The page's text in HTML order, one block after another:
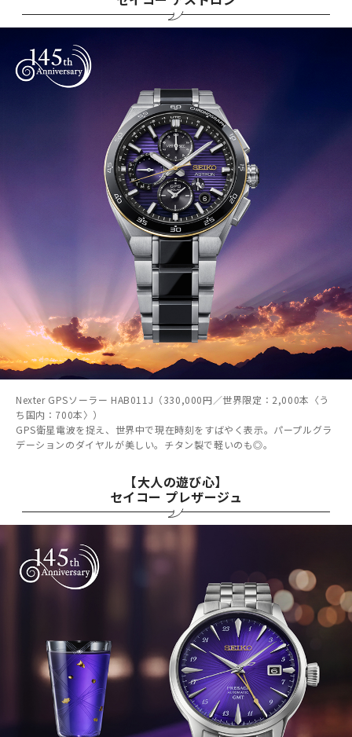
Nexter GPSソーラー HAB011J（330,000円／世界限定：2,000本〈う
ち国内：700本〉）
GPS衛星電波を捉え、世界中で現在時刻をすばやく表示。パープルグラ
デーションのダイヤルが美しい。チタン製で軽いのも◎。
【大人の遊び心】
セイコー プレザージュ